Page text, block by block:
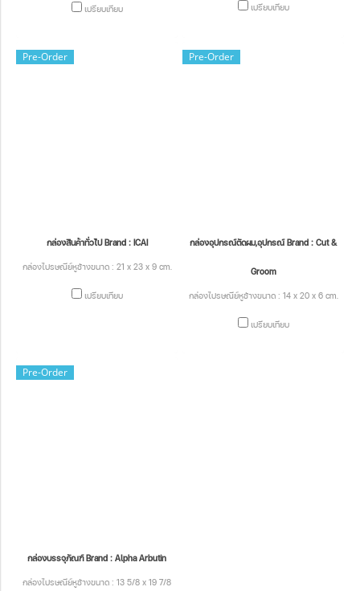
เปรียบเทียบ
เปรียบเทียบ
Pre-Order
กล่องสินค้าทั่วไป Brand : ICAI
กล่องไปรษณีย์หูช้างขนาด : 21 x 23 x 9 cm.
เปรียบเทียบ
Pre-Order
กล่องอุปกรณ์ตัดผม,อุปกรณ์ Brand : Cut &
Groom
กล่องไปรษณีย์หูช้างขนาด : 14 x 20 x 6 cm.
เปรียบเทียบ
Pre-Order
กล่องบรรจุภัณฑ์ Brand : Alpha Arbutin
กล่องไปรษณีย์หูช้างขนาด : 13 5/8 x 19 7/8